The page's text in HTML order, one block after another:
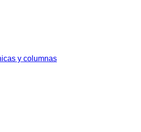
y columnas